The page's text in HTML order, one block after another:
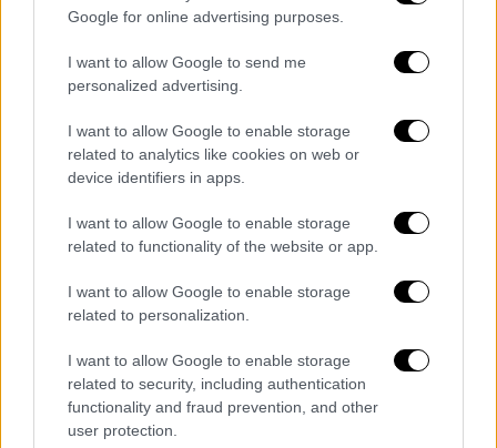
Google for online advertising purposes.
I want to allow Google to send me
personalized advertising.
I want to allow Google to enable storage
related to analytics like cookies on web or
device identifiers in apps.
I want to allow Google to enable storage
related to functionality of the website or app.
I want to allow Google to enable storage
related to personalization.
I want to allow Google to enable storage
related to security, including authentication
functionality and fraud prevention, and other
user protection.
Σινεμά|16.03.2026 10:00
Όσκαρ 2026: Ο Τιμοτέ Σαλαμέ γεύτηκε
το ίδιο φαγητό με το περσινό - Αυτοί που
έμειναν με τις υποψηφιότητες στο
Εννέα υποψηφιότητες είχαν ανοίξει την
όρεξη στο «Marty Supreme», αλλά κοντά στα
ξημερώματα (ώρα Ελλάδος) κοιμήθηκε
νηστικό!